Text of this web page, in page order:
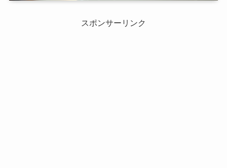
スポンサーリンク